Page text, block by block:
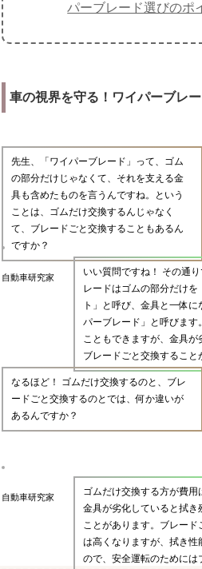
パーブレード選びのポ
車の視界を守る！ワイパーブレ
先生、「ワイパーブレード」って、ゴム
の部分だけじゃなくて、それを支える金
具も含めたものを言うんですね。という
ことは、ゴムだけ交換するんじゃなく
て、ブレードごと交換することもあるん
ですか？
自動車研究家
いい質問ですね！ その通
レードはゴムの部分だけを
ト」と呼び、金具と一体
パーブレード」と呼びます
こともできますが、金具
ブレードごと交換すること
なるほど！ ゴムだけ交換するのと、ブレ
ードごと交換するのとでは、何か違いが
あるんですか？
自動車研究家
ゴムだけ交換する方が費用
金具が劣化していると拭き
ことがあります。ブレード
は高くなりますが、拭き性
ので、安全運転のためには